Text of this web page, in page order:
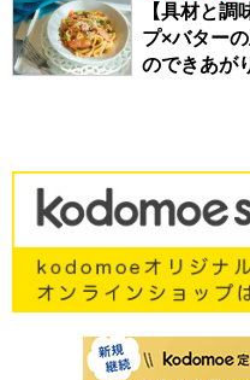
【具材と
プ×バター
のできあが